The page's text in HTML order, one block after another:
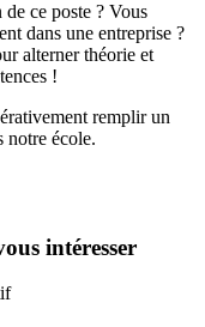
ce poste ? Vous
dans une entreprise ?
alterner théorie et
!
remplir un
notre école.
intéresser